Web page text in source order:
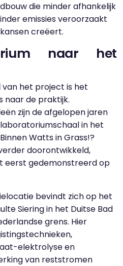
die minder afhankelijk
emissies veroorzaakt
creëert.
naar het
van het project is het
naar de praktijk.
zijn de afgelopen jaren
in het
Watts in Grass!?
doorontwikkeld,
eerst gedemonstreerd op
bevindt zich op het
Siering in het Duitse Bad
grens. Hier
elektrolyse en
van reststromen